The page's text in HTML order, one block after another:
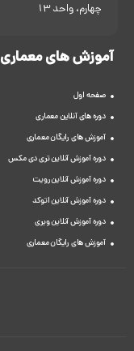
چهارم، واحد 13
آموزش های معماری
صفحه اول
دوره های آنلاین معماری
آموزش های رایگان معماری
دوره آموزش آنلاین تری دی مکس
دوره آموزش آنلاین رویت
دوره آموزش آنلاین اتوکد
دوره آموزش آنلاین ویری
آموزش های رایگان معماری